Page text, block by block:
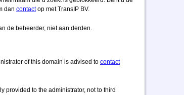
dan contactop met TransIP BV.
de beheerder, niet aan derden.
of this domain is advised to contact
provided to the administrator, not to third